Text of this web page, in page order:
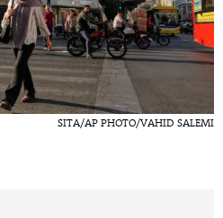
SITA/AP PHOTO/VAHID SALEMI